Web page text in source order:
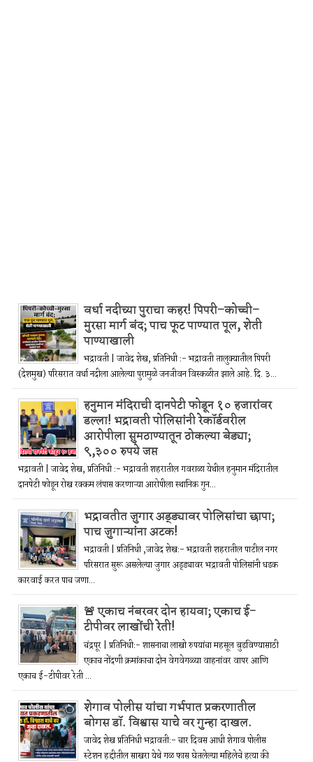
वर्धा नदीच्या पुराचा कहर! पिपरी–कोच्ची–
मुरसा मार्ग बंद; पाच फूट पाण्यात पूल, शेती
पाण्याखाली
भद्रावती | जावेद शेख, प्रतिनिधी :- भद्रावती तालुक्यातील पिपरी
(देशमुख) परिसरात वर्धा नदीला आलेल्या पुरामुळे जनजीवन विस्कळीत झाले आहे. दि. ३...
हनुमान मंदिराची दानपेटी फोडून १० हजारांवर
डल्ला! भद्रावती पोलिसांनी रेकॉर्डवरील
आरोपीला सुमठाण्यातून ठोकल्या बेड्या;
९,३०० रुपये जप्त
भद्रावती | जावेद शेख, प्रतिनिधी :- भद्रावती शहरातील गवराळा येथील हनुमान मंदिरातील
दानपेटी फोडून रोख रक्कम लंपास करणाऱ्या आरोपीला स्थानिक गुन...
भद्रावतीत जुगार अड्ड्यावर पोलिसांचा छापा;
पाच जुगाऱ्यांना अटक!
भद्रावती | प्रतिनिधी ,जावेद शेख:- भद्रावती शहरातील पाटील नगर
परिसरात सुरू असलेल्या जुगार अड्ड्यावर भद्रावती पोलिसांनी धडक
कारवाई करत पाच जणा...
🚨 एकाच नंबरवर दोन हायवा; एकाच ई-
टीपीवर लाखोंची रेती!
चंद्रपूर | प्रतिनिधी:- शासनाचा लाखो रुपयांचा महसूल बुडविण्यासाठी
एकाच नोंदणी क्रमांकाचा दोन वेगवेगळ्या वाहनांवर वापर आणि
एकाच ई-टीपीवर रेती ...
शेगाव पोलीस यांचा गर्भपात प्रकरणातील
बोगस डॉ. विश्वास याचे वर गुन्हा दाखल.
जावेद शेख प्रतिनिधी भद्रावती:- चार दिवस आधी शेगाव पोलीस
स्टेशन हद्दीतील साखरा येथे गळ फास घेतलेल्या महिलेचे हत्या की